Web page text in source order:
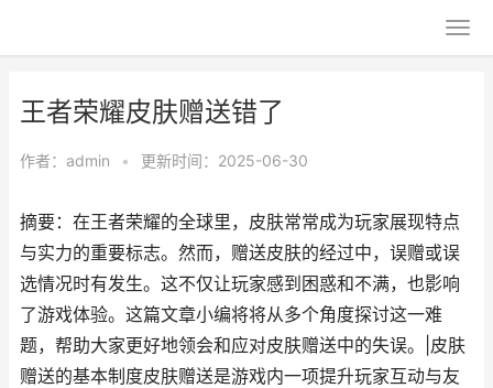
王者荣耀皮肤赠送错了
作者： admin • 更新时间：2025-06-30
摘要：在王者荣耀的全球里，皮肤常常成为玩家展现特点
与实力的重要标志。然而，赠送皮肤的经过中，误赠或误
选情况时有发生。这不仅让玩家感到困惑和不满，也影响
了游戏体验。这篇文章小编将将从多个角度探讨这一难
题，帮助大家更好地领会和应对皮肤赠送中的失误。|皮肤
赠送的基本制度皮肤赠送是游戏内一项提升玩家互动与友